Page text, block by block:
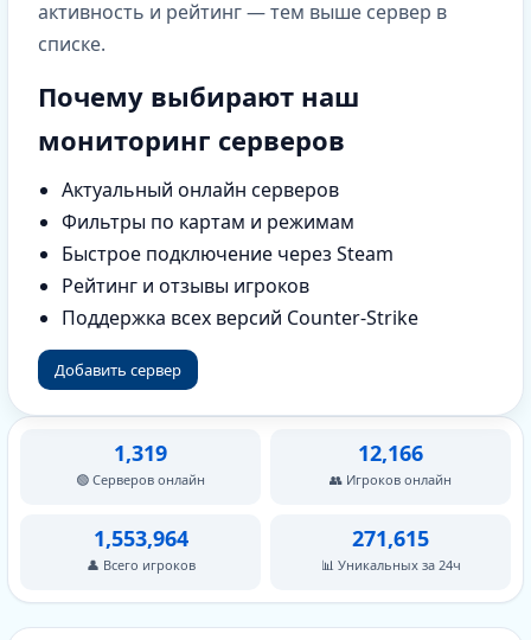
активность и рейтинг — тем выше сервер в
списке.
Почему выбирают наш
мониторинг серверов
Актуальный онлайн серверов
Фильтры по картам и режимам
Быстрое подключение через Steam
Рейтинг и отзывы игроков
Поддержка всех версий Counter-Strike
Добавить сервер
1,319
🟢 Серверов онлайн
12,166
👥 Игроков онлайн
1,553,964
👤 Всего игроков
271,615
📊 Уникальных за 24ч